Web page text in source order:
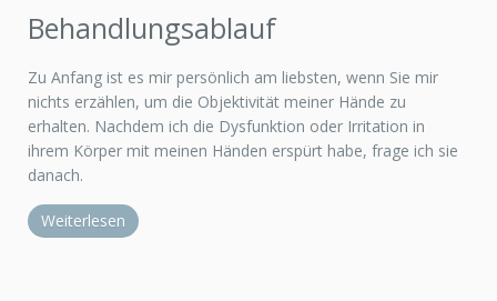
Behandlungsablauf
Zu Anfang ist es mir persönlich am liebsten, wenn Sie mir
nichts erzählen, um die Objektivität meiner Hände zu
erhalten. Nachdem ich die Dysfunktion oder Irritation in
ihrem Körper mit meinen Händen erspürt habe, frage ich sie
danach.
Weiterlesen